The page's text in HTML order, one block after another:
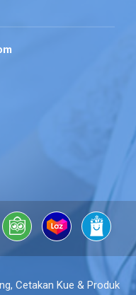
Cetakan Kue & Produk